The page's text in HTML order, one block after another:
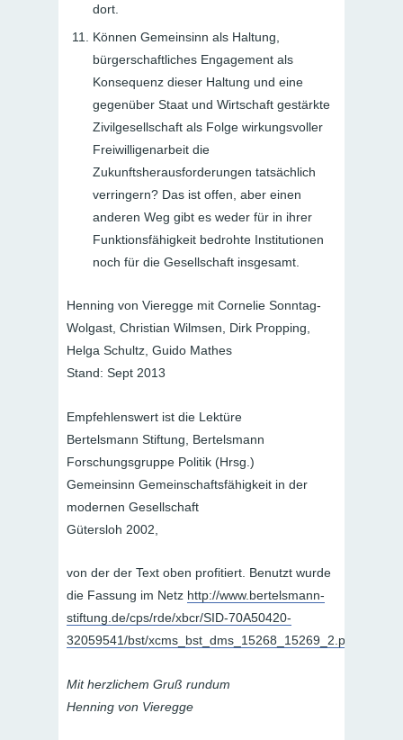
dort.
Können Gemeinsinn als Haltung,
bürgerschaftliches Engagement als
Konsequenz dieser Haltung und eine
gegenüber Staat und Wirtschaft gestärkte
Zivilgesellschaft als Folge wirkungsvoller
Freiwilligenarbeit die
Zukunftsherausforderungen tatsächlich
verringern? Das ist offen, aber einen
anderen Weg gibt es weder für in ihrer
Funktionsfähigkeit bedrohte Institutionen
noch für die Gesellschaft insgesamt.
Henning von Vieregge mit Cornelie Sonntag-
Wolgast, Christian Wilmsen, Dirk Propping,
Helga Schultz, Guido Mathes
Stand: Sept 2013
Empfehlenswert ist die Lektüre
Bertelsmann Stiftung, Bertelsmann
Forschungsgruppe Politik (Hrsg.)
Gemeinsinn Gemeinschaftsfähigkeit in der
modernen Gesellschaft
Gütersloh 2002,
von der der Text oben profitiert. Benutzt wurde
die Fassung im Netz http://www.bertelsmann-
stiftung.de/cps/rde/xbcr/SID-70A50420-
32059541/bst/xcms_bst_dms_15268_15269_2.pdf
Mit herzlichem Gruß rundum
Henning von Vieregge